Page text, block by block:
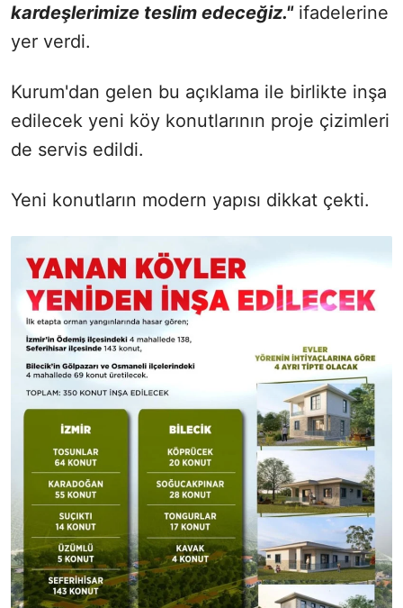
kardeşlerimize teslim edeceğiz."ifadelerine
yer verdi.
Kurum'dan gelen bu açıklama ile birlikte inşa
edilecek yeni köy konutlarının proje çizimleri
de servis edildi.
Yeni konutların modern yapısı dikkat çekti.